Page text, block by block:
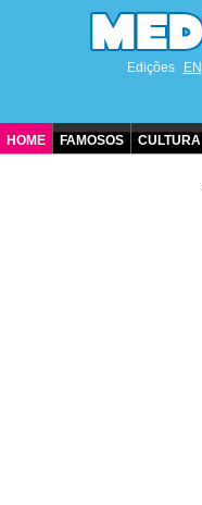
Edições EN
HOME FAMOSOS CULTURA